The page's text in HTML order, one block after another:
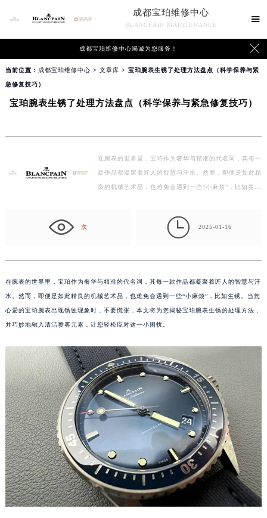
成都宝珀维修中心
BLANCPAIN MAINTENANCE

成都宝珀维修中心竭诚为您服务！ 
当前位置： 成都宝珀维修中心 > 文章库 > 宝珀腕表生锈了处理方法盘点（科学保养与紧
急修复技巧）
宝珀腕表生锈了处理方法盘点（科学保养与紧急修复技巧）
在腕表的世界里，宝珀作为奢华与精准的代名词，其每一
款作品都凝聚着匠人的智慧与汗水。然而，即便是如此精
良的机械艺术品，也难免会遇到一些“小麻烦”，比如生
次  2025-01-16
在腕表的世界里，宝珀作为奢华与精准的代名词，其每一款作品都凝聚着匠人的智慧与汗
水。然而，即便是如此精良的机械艺术品，也难免会遇到一些“小麻烦”，比如生锈。当您
心爱的宝珀腕表出现锈蚀现象时，不要慌张，本文将为您揭秘宝珀腕表生锈的处理方法，
并巧妙地融入清洁喷雾元素，让您轻松应对这一小困扰。